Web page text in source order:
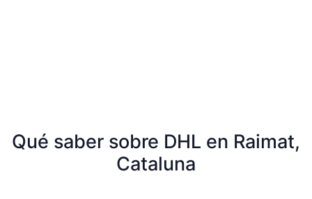
Qué saber sobre DHL en Raimat,
Cataluna